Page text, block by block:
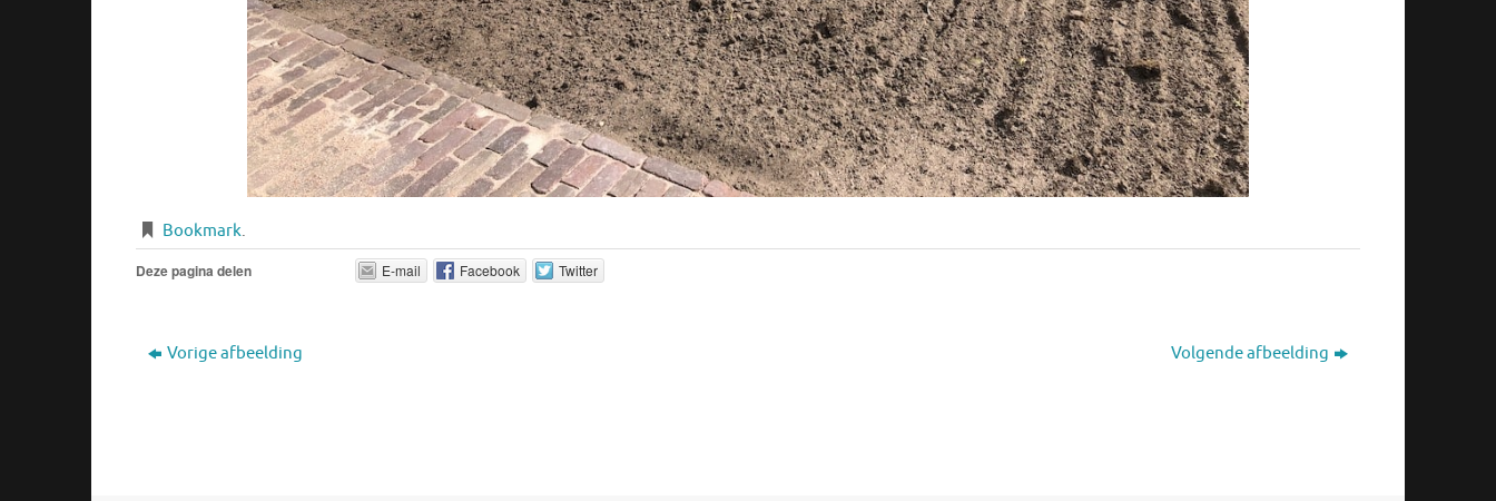
Bookmark.
Deze pagina delen E-mail Facebook Twitter
Vorige afbeelding Volgende afbeelding